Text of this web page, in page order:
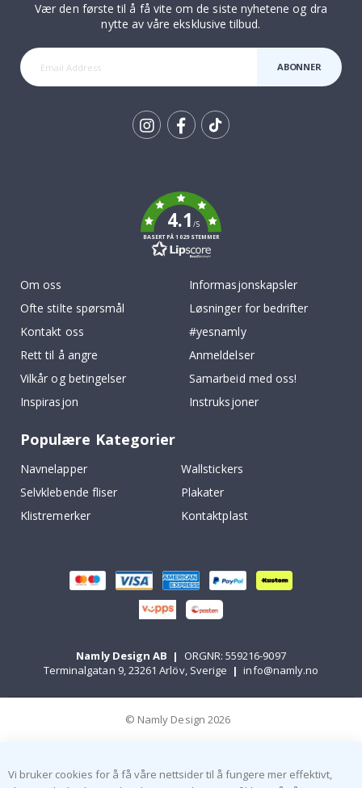
Vær den første til å få vite om de siste nyhetene og dra
nytte av våre eksklusive tilbud.
ABONNER
4.1/5
BASERT PÅ 1029 STEMMER
Om oss
Ofte stilte spørsmål
Kontakt oss
Rett til å angre
Vilkår og betingelser
Inspirasjon
Informasjonskapsler
Løsninger for bedrifter
#yesnamly
Anmeldelser
Samarbeid med oss!
Instruksjoner
Populære Kategorier
Navnelapper
Wallstickers
Selvklebende fliser
Plakater
Klistremerker
Kontaktplast
Namly Design AB |
ORGNR: 559216-9097
Terminalgatan 9, 23261 Arlöv, Sverige | info@namly.no
© Namly Design 2026
Vi bruker cookies for å få våre nettsider til å fungere mer effektivt,